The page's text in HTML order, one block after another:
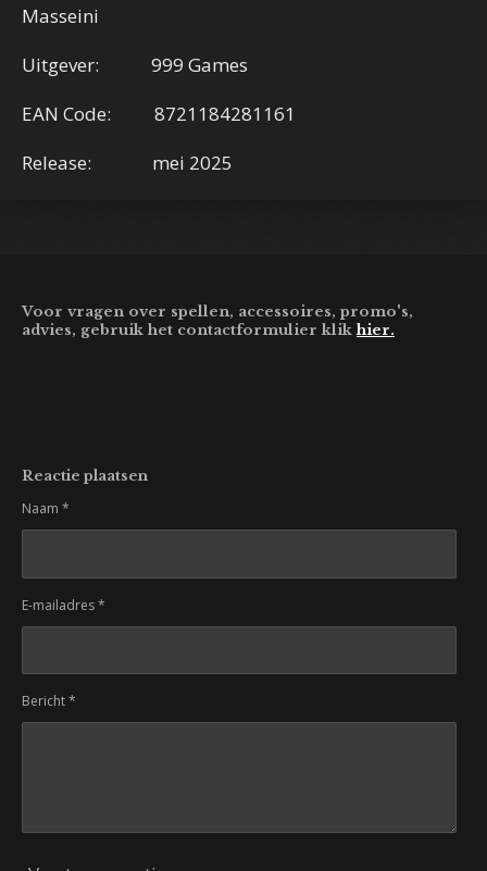
Masseini
Uitgever: 999 Games
EAN Code: 8721184281161
Release: mei 2025
Voor vragen over spellen, accessoires, promo's,
advies, gebruik het contactformulier klikhier.
Reactie plaatsen
Naam *
E-mailadres *
Bericht *